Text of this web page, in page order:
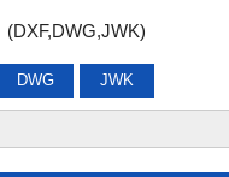
(DXF,DWG,JWK)
DWG JWK